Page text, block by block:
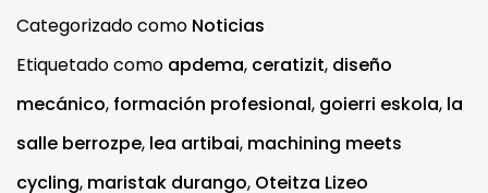
Categorizado como Noticias
Etiquetado como apdema, ceratizit, diseño
mecánico, formación profesional, goierri eskola, la
salle berrozpe, lea artibai, machining meets
cycling, maristak durango, Oteitza Lizeo